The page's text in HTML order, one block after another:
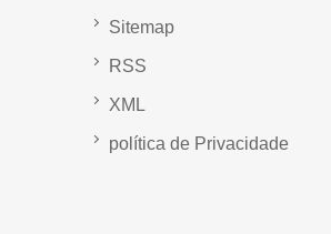
Sitemap
RSS
XML
política de Privacidade